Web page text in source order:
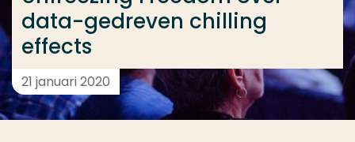
data-gedreven chilling
effects
21 januari 2020
Opleiding
Contact